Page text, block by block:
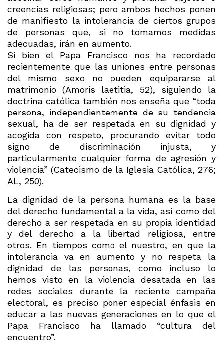
creencias religiosas; pero ambos hechos ponen
de manifiesto la intolerancia de ciertos grupos
de personas que, si no tomamos medidas
adecuadas, irán en aumento.
Si bien el Papa Francisco nos ha recordado
recientemente que las uniones entre personas
del mismo sexo no pueden equipararse al
matrimonio (Amoris laetitia, 52), siguiendo la
doctrina católica también nos enseña que “toda
persona, independientemente de su tendencia
sexual, ha de ser respetada en su dignidad y
acogida con respeto, procurando evitar todo
signo de discriminación injusta, y
particularmente cualquier forma de agresión y
violencia” (Catecismo de la Iglesia Católica, 276;
AL, 250).
La dignidad de la persona humana es la base
del derecho fundamental a la vida, así como del
derecho a ser respetada en su propia identidad
y del derecho a la libertad religiosa, entre
otros. En tiempos como el nuestro, en que la
intolerancia va en aumento y no respeta la
dignidad de las personas, como incluso lo
hemos visto en la violencia desatada en las
redes sociales durante la reciente campaña
electoral, es preciso poner especial énfasis en
educar a las nuevas generaciones en lo que el
Papa Francisco ha llamado “cultura del
encuentro”.